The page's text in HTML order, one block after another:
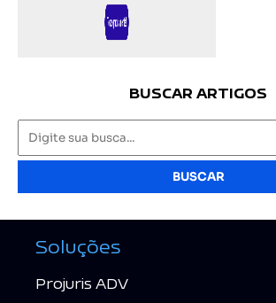
BUSCAR ARTIGOS
BUSCAR
Soluções
Projuris ADV